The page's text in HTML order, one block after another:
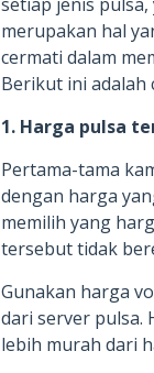
setiap jenis
merupakan hal
cermati dalam
Berikut ini adalah
1. Harga pulsa
Pertama-tama
dengan harga
memilih yang
tersebut tidak
Gunakan harga
dari server pulsa.
lebih murah dari